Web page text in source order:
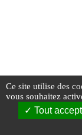
Ce site utilise des
vous souhaitez
Tout